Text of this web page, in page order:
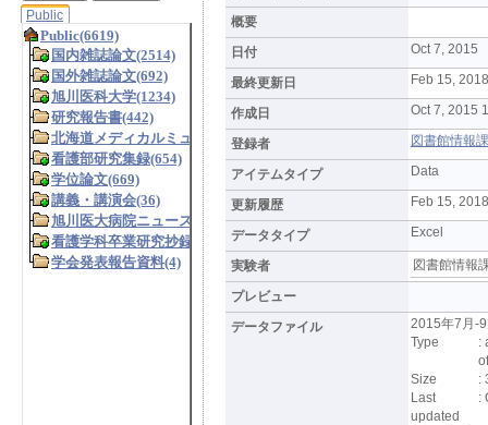
Public
概要
日付
Oct 7, 2015
最終更新日 Feb 15,
作成日 Oct 7, 2015
登録者 図書館情報
アイテムタイプ Data
更新履歴 Feb 15,
データタイプ Excel
実験者 図書館情報
プレビュー
データファイル
2015年7月-
Type
:
Size
:
Last
updated
: